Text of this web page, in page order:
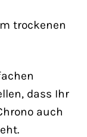
trockenen
dass Ihr
auch